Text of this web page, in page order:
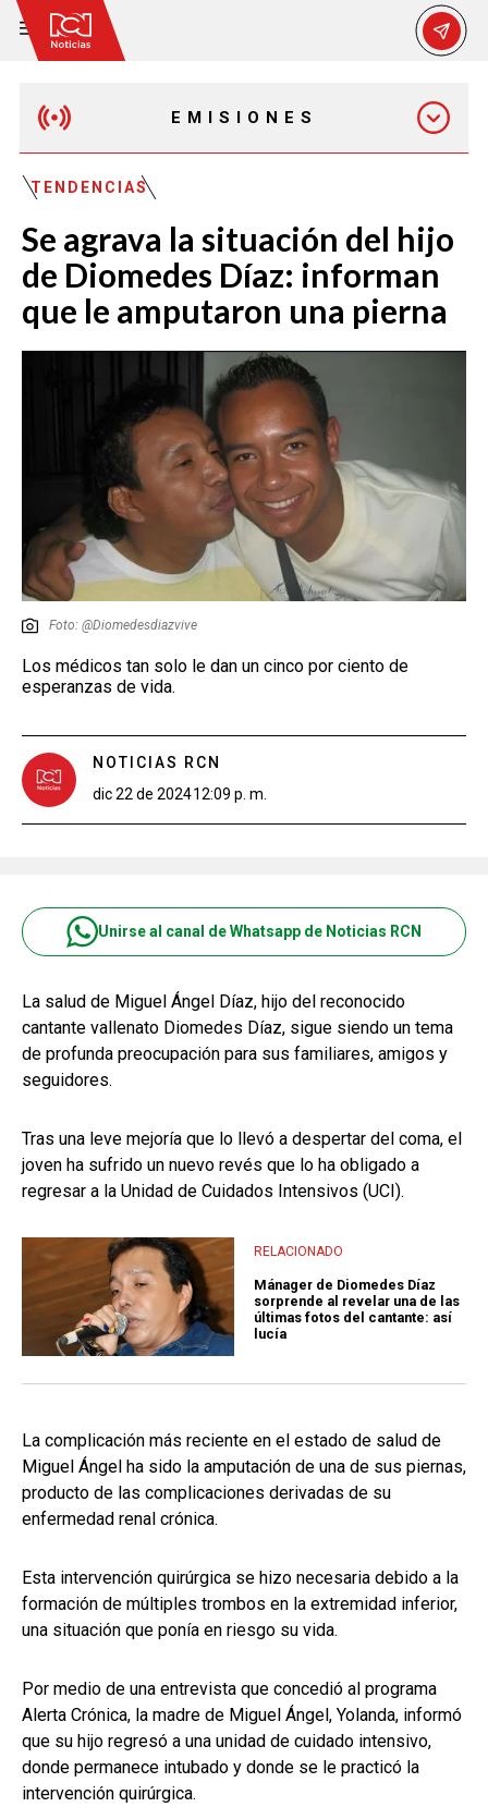
EMISIONES
EMISIÓN 7:00 PM
TENDENCIAS
Se agrava la situación del hijo
de Diomedes Díaz: informan
que le amputaron una pierna
Foto: @Diomedesdiazvive
Los médicos tan solo le dan un cinco por ciento de
esperanzas de vida.
NOTICIAS RCN
dic 22 de 202412:09 p. m.
Unirse al canal de Whatsapp de Noticias RCN
La salud de Miguel Ángel Díaz, hijo del reconocido
cantante vallenato Diomedes Díaz, sigue siendo un tema
de profunda preocupación para sus familiares, amigos y
seguidores.
Tras una leve mejoría que lo llevó a despertar del coma, el
joven ha sufrido un nuevo revés que lo ha obligado a
regresar a la Unidad de Cuidados Intensivos (UCI).
RELACIONADO
Mánager de Diomedes Díaz
sorprende al revelar una de las
últimas fotos del cantante: así
lucía
La complicación más reciente en el estado de salud de
Miguel Ángel ha sido la amputación de una de sus piernas,
producto de las complicaciones derivadas de su
enfermedad renal crónica.
Esta intervención quirúrgica se hizo necesaria debido a la
formación de múltiples trombos en la extremidad inferior,
una situación que ponía en riesgo su vida.
Por medio de una entrevista que concedió al programa
Alerta Crónica, la madre de Miguel Ángel, Yolanda, informó
que su hijo regresó a una unidad de cuidado intensivo,
donde permanece intubado y donde se le practicó la
intervención quirúrgica.